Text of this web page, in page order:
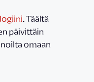
. Täältä
päivittäin
omaan